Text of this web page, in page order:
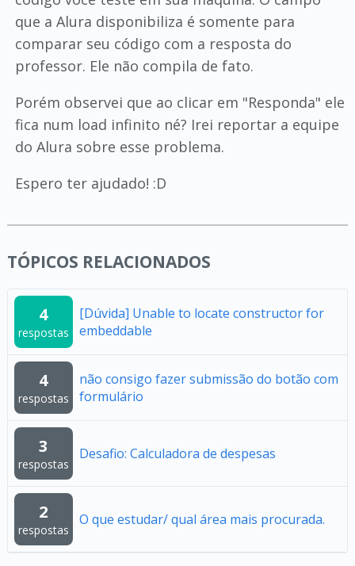
que a Alura disponibiliza é somente para
comparar seu código com a resposta do
professor. Ele não compila de fato.
Porém observei que ao clicar em "Responda" ele
fica num load infinito né? Irei reportar a equipe
do Alura sobre esse problema.
Espero ter ajudado! :D
TÓPICOS RELACIONADOS
4
respostas
[Dúvida] Unable to locate constructor for
embeddable
4
respostas
não consigo fazer submissão do botão com
formulário
3
respostas
Desafio: Calculadora de despesas
2
respostas
O que estudar/ qual área mais procurada.